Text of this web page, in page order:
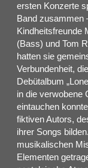
ersten Konzerte
Band zusammen
Kindheitsfreunde
(Bass) und Tom
hatten sie
Verbundenheit,
Debütalbum
in die verwobene
eintauchen
fiktiven Autors,
ihrer Songs
musikalischen
Elementen